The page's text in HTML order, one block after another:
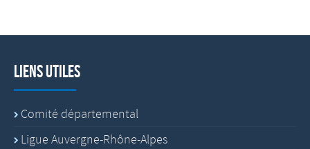
Liens utiles
Comité départemental
Ligue Auvergne-Rhône-Alpes